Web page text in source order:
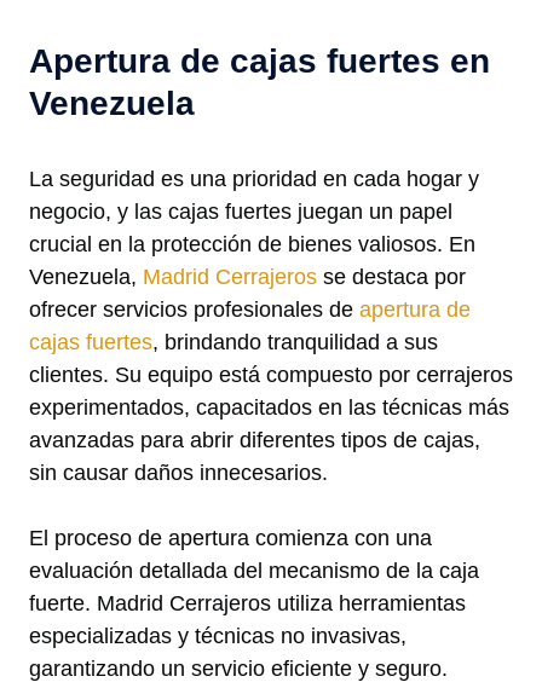
Apertura de cajas fuertes en
Venezuela
La seguridad es una prioridad en cada hogar y
negocio, y las cajas fuertes juegan un papel
crucial en la protección de bienes valiosos. En
Venezuela, Madrid Cerrajeros se destaca por
ofrecer servicios profesionales de apertura de
cajas fuertes, brindando tranquilidad a sus
clientes. Su equipo está compuesto por cerrajeros
experimentados, capacitados en las técnicas más
avanzadas para abrir diferentes tipos de cajas,
sin causar daños innecesarios.
El proceso de apertura comienza con una
evaluación detallada del mecanismo de la caja
fuerte. Madrid Cerrajeros utiliza herramientas
especializadas y técnicas no invasivas,
garantizando un servicio eficiente y seguro.